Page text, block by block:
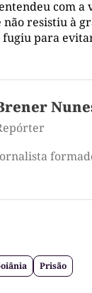
com
resistiu à
para
Prisão